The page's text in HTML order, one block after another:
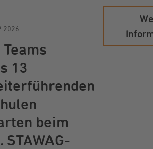
Teams
13
beim
STAWAG-